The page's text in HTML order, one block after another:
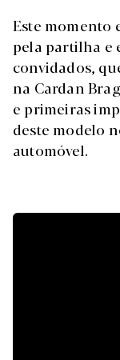
Este momento
pela partilha e
convidados,
na Cardan
e primeiras
deste modelo
automóvel.